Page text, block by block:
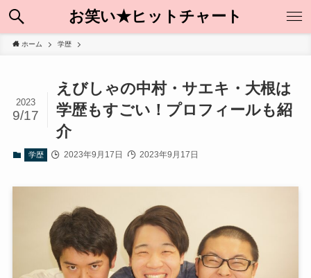
お笑い★ヒットチャート
ホーム 学歴
えびしゃの中村・サエキ・大根は
学歴もすごい！プロフィールも紹
介
2023
9/17
学歴 2023年9月17日 2023年9月17日